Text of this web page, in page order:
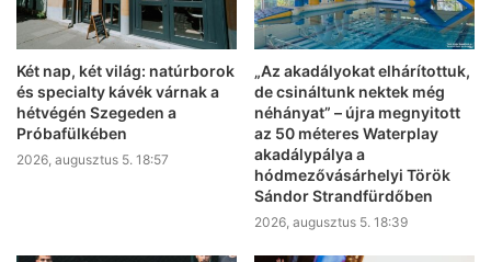
Két nap, két világ: natúrborok
és specialty kávék várnak a
hétvégén Szegeden a
Próbafülkében
2026, augusztus 5. 18:57
„Az akadályokat elhárítottuk,
de csináltunk nektek még
néhányat” – újra megnyitott
az 50 méteres Waterplay
akadálypálya a
hódmezővásárhelyi Török
Sándor Strandfürdőben
2026, augusztus 5. 18:39